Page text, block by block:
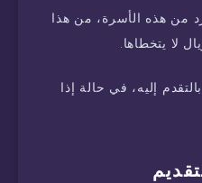
من هذه الأسرة، من هذا
إليه، في حالة إذا